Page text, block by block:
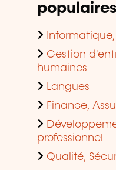
populaires
Gestion
humaines
Langues
Finance,
professionnel
Qualité,